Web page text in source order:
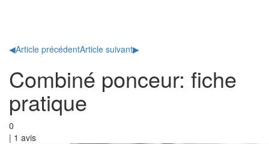
◀Article précédentArticle suivant▶
Combiné ponceur: fiche
pratique
0
| 1 avis